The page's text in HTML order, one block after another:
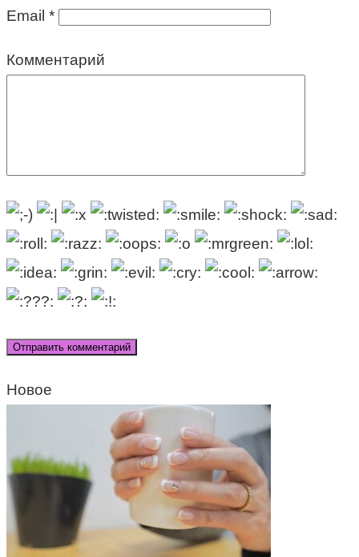
Email *
Комментарий
Новое